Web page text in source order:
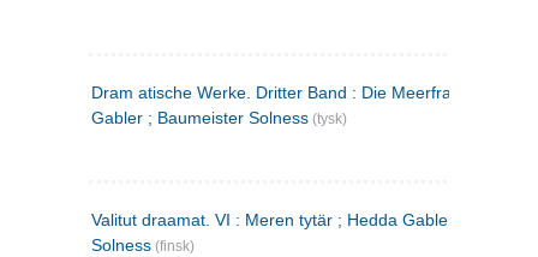
Dram atische Werke. Dritter Band : Die Meerfrau ; Hedda
Gabler ; Baumeister Solness (tysk)
Valitut draamat. VI : Meren tytär ; Hedda Gabler ;
Solness (finsk)